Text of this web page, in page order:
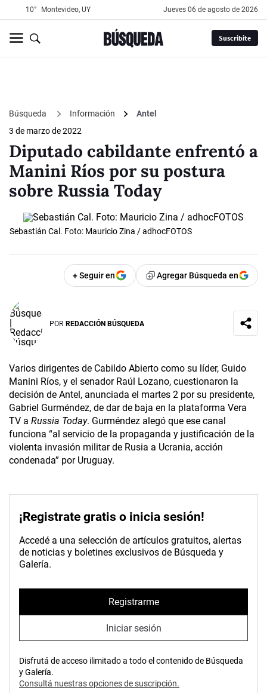
10° Montevideo, UY jueves 06 de agosto de 2026
Suscribite
Búsqueda Información
Antel
3 de marzo de 2022
Diputado cabildante enfrentó a
Manini Ríos por su postura
sobre Russia Today
Sebastián Cal. Foto: Mauricio Zina / adhocFOTOS
+ Seguir en Agregar Búsqueda en
POR REDACCIÓN BÚSQUEDA
Varios dirigentes de Cabildo Abierto como su líder, Guido
Manini Ríos, y el senador Raúl Lozano, cuestionaron la
decisión de Antel, anunciada el martes 2 por su presidente,
Gabriel Gurméndez, de dar de baja en la plataforma Vera
TV a Russia Today. Gurméndez alegó que ese canal
funciona “al servicio de la propaganda y justificación de la
violenta invasión militar de Rusia a Ucrania, acción
condenada” por Uruguay.
¡Registrate gratis o inicia sesión!
Accedé a una selección de artículos gratuitos, alertas
de noticias y boletines exclusivos de Búsqueda y
Galería.
Registrarme
Iniciar sesión
Disfrutá de acceso ilimitado a todo el contenido de Búsqueda
y Galería.
Consultá nuestras opciones de suscripción.